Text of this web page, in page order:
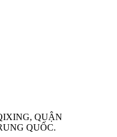
QUẬN
QUỐC.